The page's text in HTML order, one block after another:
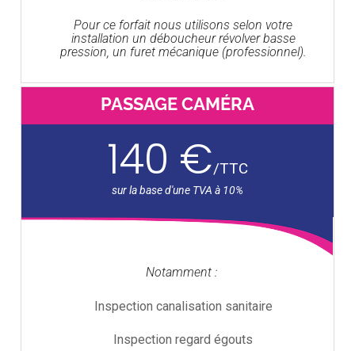
Pour ce forfait nous utilisons selon votre
installation un déboucheur révolver basse
pression, un furet mécanique (professionnel).
PASSAGE CAMÉRA
140 €/TTC
Notamment :
Inspection canalisation sanitaire
Inspection regard égouts